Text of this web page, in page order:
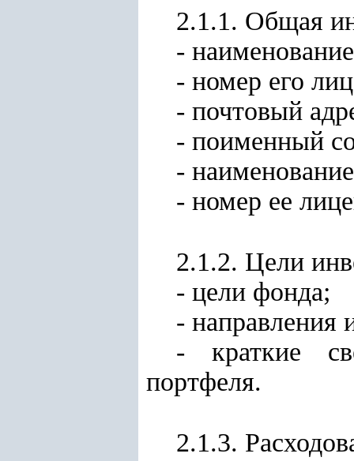
2.1.1. Общая
-
- номер его
- почтовый
- поименный
-
- номер ее
2.1.2. Цели
- цели фонда;
- направления
- краткие
портфеля.
2.1.3.